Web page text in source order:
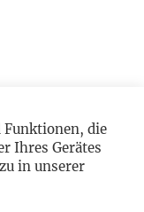
Funktionen, die
Ihres Gerätes
in unserer